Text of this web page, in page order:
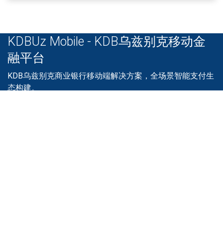
KDBUz Mobile - KDB乌兹别克移动金
融平台
KDB乌兹别克商业银行移动端解决方案，全场景智能支付生
态构建。